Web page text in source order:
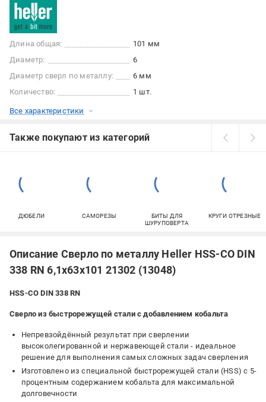
Длина общая:
101 мм
Диаметр:
6
Диаметр сверл по металлу:
6 мм
Количество:
1 шт.
Все характеристики
Также покупают из категорий
ДЮБЕЛИ САМОРЕЗЫ
БИТЫ ДЛЯ
ШУРУПОВЕРТА
КРУГИ ОТРЕЗНЫЕ
Описание Сверло по металлу Heller HSS-CO DIN
338 RN 6,1х63х101 21302 (13048)
HSS-CO DIN 338 RN
Сверло из быстрорежущей стали с добавлением кобальта
Непревзойдённый результат при сверлении
высоколегированной и нержавеющей стали - идеальное
решение для выполнения самых сложных задач сверления
Изготовлено из специальной быстрорежущей стали (HSS) с 5-
процентным содержанием кобальта для максимальной
долговечности